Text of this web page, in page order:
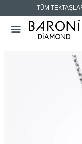
TÜM